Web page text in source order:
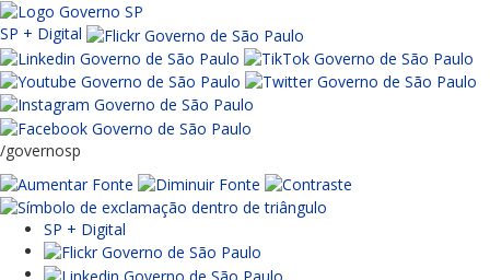
SP + Digital
/governosp
SP + Digital